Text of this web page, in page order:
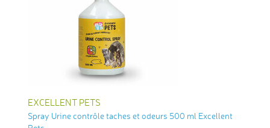
EXCELLENT PETS
Spray Urine contrôle taches et odeurs 500 ml Excellent